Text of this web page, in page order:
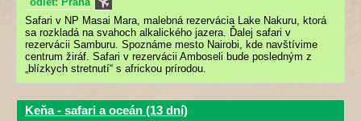
Safari v NP Masai Mara, malebná rezervácia Lake Nakuru, ktorá
sa rozkladá na svahoch alkalického jazera. Ďalej safari v
rezervácii Samburu. Spoznáme mesto Nairobi, kde navštívime
centrum žiráf. Safari v rezervácii Amboseli bude posledným z
„blízkych stretnutí“ s africkou prírodou.
Keňa - safari a oceán (13 dní)